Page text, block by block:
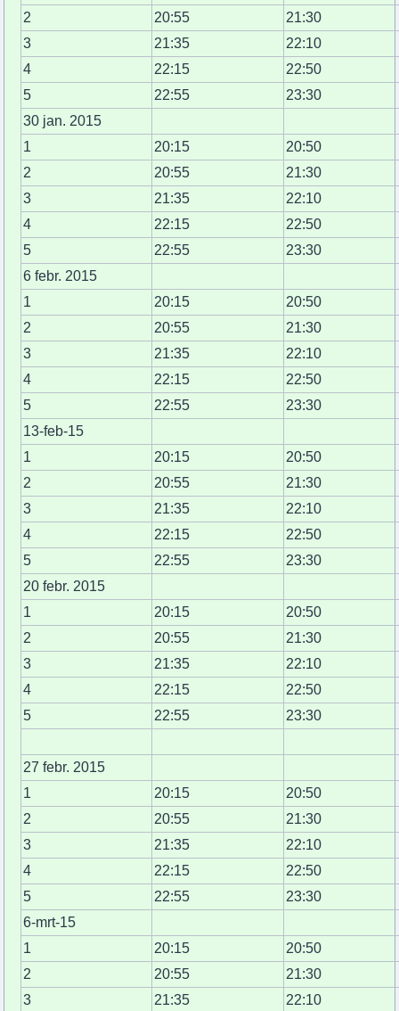
2
20:55
21:30
3
21:35
22:10
4
22:15
22:50
5
22:55
23:30
30 jan. 2015
1
20:15
20:50
2
20:55
21:30
3
21:35
22:10
4
22:15
22:50
5
22:55
23:30
6 febr. 2015
1
20:15
20:50
2
20:55
21:30
3
21:35
22:10
4
22:15
22:50
5
22:55
23:30
13-feb-15
1
20:15
20:50
2
20:55
21:30
3
21:35
22:10
4
22:15
22:50
5
22:55
23:30
20 febr. 2015
1
20:15
20:50
2
20:55
21:30
3
21:35
22:10
4
22:15
22:50
5
22:55 23:30
27 febr. 2015
1
20:15
20:50
2
20:55
21:30
3
21:35
22:10
4
22:15
22:50
5
22:55
23:30
6-mrt-15
1
20:15
20:50
2
20:55
21:30
3
21:35
22:10